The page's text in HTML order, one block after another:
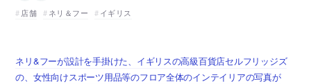
店舗
ネリ＆フー イギリス
ネリ&フーが設計を手掛けた、イギリスの高級百貨店セルフリッジズ
の、女性向けスポーツ用品等のフロア全体のインテイリアの写真が